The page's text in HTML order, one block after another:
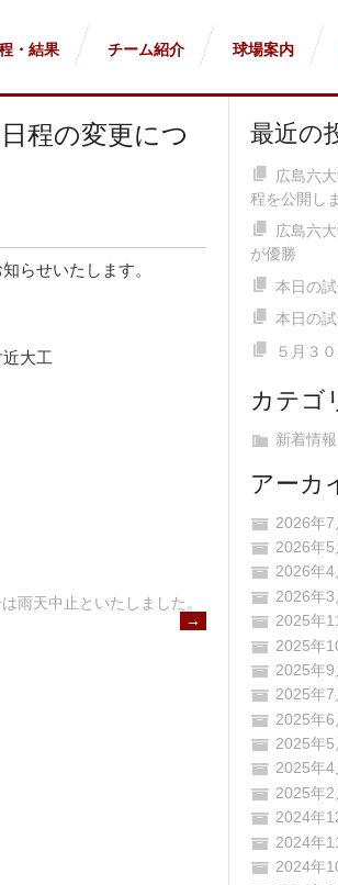
・結果 チーム紹介 球場案内
程の変更につ
らせいたします。
大工
雨天中止といたしました。
→
最近の
広島六
程を公開し
広島六
が優勝
本日の
本日の
５月３
カテゴ
新着情報
アーカ
2026年7
2026年5
2026年4
2026年3
2025年
2025年
2025年9
2025年7
2025年6
2025年5
2025年4
2025年2
2024年
2024年
2024年